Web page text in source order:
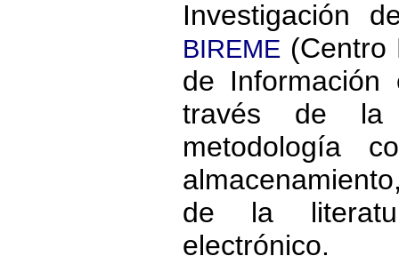
Investigación
BIREME (Centro
de
través de la
metodología
de la
electrónico.